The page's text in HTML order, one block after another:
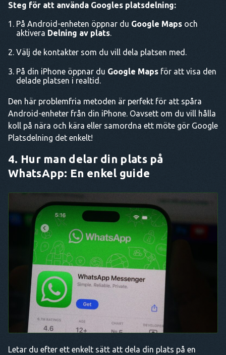
Steg för att använda Googles platsdelning:
På Android-enheten öppnar du Google Maps och
aktivera Delning av plats.
Välj de kontakter som du vill dela platsen med.
På din iPhone öppnar du Google Maps för att visa den
delade platsen i realtid.
Den här problemfria metoden är perfekt för att spåra
Android-enheter från din iPhone. Oavsett om du vill hålla
koll på nära och kära eller samordna ett möte gör Google
Platsdelning det enkelt!
4. Hur man delar din plats på
WhatsApp: En enkel guide
Letar du efter ett enkelt sätt att dela din plats på en